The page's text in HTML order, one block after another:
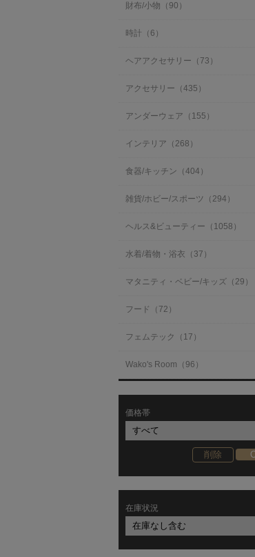
財布/小物（90）
時計（6）
ヘアアクセサリー（73）
アクセサリー（435）
アンダーウェア（155）
インテリア（268）
食器/キッチン（404）
雑貨/ホビー/スポーツ（294）
ヘルス&ビューティー（1058）
水着/着物・浴衣（37）
マタニティ・ベビー/キッズ（29）
フード（72）
フェムテック（17）
Wako's Room（96）
価格帯
在庫状況